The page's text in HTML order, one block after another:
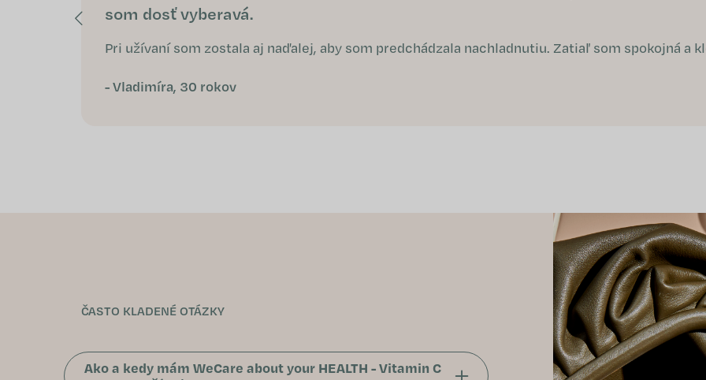
som dosť vyberavá.
Pri užívaní som zostala aj naďalej, aby som predchádzala nachladnutiu. Zatiaľ som spokojná a
- Vladimíra, 30 rokov
ČASTO KLADENÉ OTÁZKY
Ako a kedy mám WeCare about your HEALTH - Vitamin C